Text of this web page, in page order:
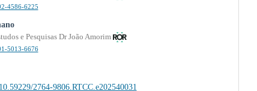
4586-6225
e Pesquisas Dr João Amorim
5013-6676
2764-9806.RTCC.e202540031